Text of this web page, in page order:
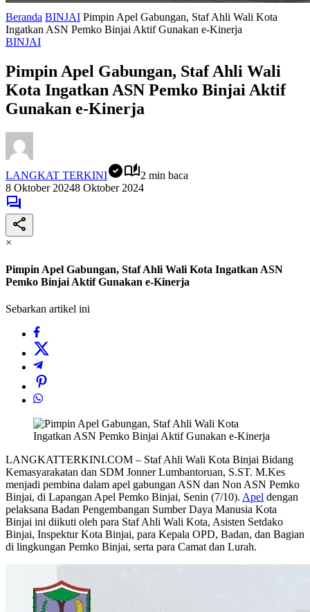
Beranda BINJAI Pimpin Apel Gabungan, Staf Ahli Wali Kota
Ingatkan ASN Pemko Binjai Aktif Gunakan e-Kinerja
BINJAI
Pimpin Apel Gabungan, Staf Ahli Wali
Kota Ingatkan ASN Pemko Binjai Aktif
Gunakan e-Kinerja
LANGKAT TERKINI
2 min baca
8 Oktober 20248 Oktober 2024
×
Pimpin Apel Gabungan, Staf Ahli Wali Kota Ingatkan ASN
Pemko Binjai Aktif Gunakan e-Kinerja
Sebarkan artikel ini
LANGKATTERKINI.COM – Staf Ahli Wali Kota Binjai Bidang
Kemasyarakatan dan SDM Jonner Lumbantoruan, S.ST. M.Kes
menjadi pembina dalam apel gabungan ASN dan Non ASN Pemko
Binjai, di Lapangan Apel Pemko Binjai, Senin (7/10). Apel dengan
pelaksana Badan Pengembangan Sumber Daya Manusia Kota
Binjai ini diikuti oleh para Staf Ahli Wali Kota, Asisten Setdako
Binjai, Inspektur Kota Binjai, para Kepala OPD, Badan, dan Bagian
di lingkungan Pemko Binjai, serta para Camat dan Lurah.